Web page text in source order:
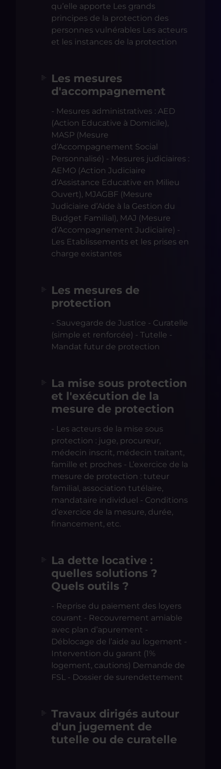
qu’elle apporte Les grands
principes de la protection des
personnes vulnérables Les acteurs
et les instances de la protection
Les mesures
d'accompagnement
- Mesures administratives : AED
(Action Educative à Domicile),
MASP (Mesure
d’Accompagnement Social
Personnalisé) - Mesures judiciaires :
AEMO (Action Judiciaire
d’Assistance Educative en Milieu
Ouvert), MJAGBF (Mesure
Judiciaire d’Aide à la Gestion du
Budget Familial), MAJ (Mesure
d’Accompagnement Judiciaire) -
Les Etablissements et les prises en
charge existantes
Les mesures de
protection
- Sauvegarde de Justice - Curatelle
(simple et renforcée) - Tutelle -
Mandat futur de protection
La mise sous protection
et l'exécution de la
mesure de protection
- Les acteurs de la mise sous
protection : juge, procureur,
médecin inscrit, médecin traitant,
famille et proches - L’exercice de la
mesure de protection : tuteur
familial, association tutélaire,
mandataire individuel - Conditions
d’exercice de la mesure, durée,
financement, etc.
La dette locative :
quelles solutions ?
Quels outils ?
- Reprise du paiement des loyers
courant - Recouvrement amiable
avec plan d’apurement -
Déblocage de l’aide au logement -
Intervention du garant (1%
logement, cautions) Demande de
FSL - Dossier de surendettement
Travaux dirigés autour
d'un jugement de
tutelle ou de curatelle